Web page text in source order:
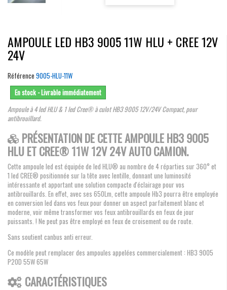
AMPOULE LED HB3 9005 11W HLU + CREE 12V
24V
Référence 9005-HLU-11W
En stock - Livrable immédiatement
Ampoule à 4 led HLU & 1 led Cree®à culot HB3 9005 12V/24V Compact, pour
antibrouillard.
PRÉSENTATION DE CETTE AMPOULE HB3 9005
HLU ET CREE® 11W 12V 24V AUTO CAMION.
Cette ampoule led est équipée de led HLU® au nombre de 4 réparties sur 360° et
1 led CREE® positionnée sur la tête avec lentille, donnant une luminosité
intéressante et apportant une solution compacte d'éclairage pour vos
antibrouillards. En effet, avec ses 650Lm, cette ampoule Hb3 pourra être employée
en conversion led dans vos feux pour donner un aspect parfaitement blanc et
moderne, voir même transformer vos feux antibrouillards en feux de jour
puissants. ! Ne peut pas être employé en feux de croisement ou de route.
Sans soutient canbus anti erreur.
Ce modèle peut remplacer des ampoules appelées commercialement : HB3 9005
P20D 55W 65W
CARACTÉRISTIQUES